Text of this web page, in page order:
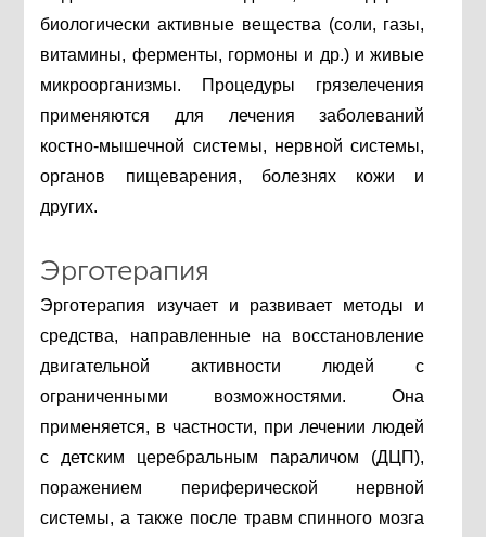
биологически активные вещества (соли, газы,
витамины, ферменты, гормоны и др.) и живые
микроорганизмы. Процедуры грязелечения
применяются для лечения заболеваний
костно-мышечной системы, нервной системы,
органов пищеварения, болезнях кожи и
других.
Эрготерапия
Эрготерапия изучает и развивает методы и
средства, направленные на восстановление
двигательной активности людей с
ограниченными возможностями. Она
применяется, в частности, при лечении людей
с детским церебральным параличом (ДЦП),
поражением периферической нервной
системы, а также после травм спинного мозга